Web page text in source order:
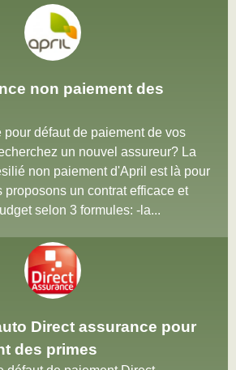
non paiement des
pour défaut de paiement de vos
un nouvel assureur? La
non paiement d'April est là pour
proposons un contrat efficace et
selon 3 formules: -la...
Direct assurance pour
des primes